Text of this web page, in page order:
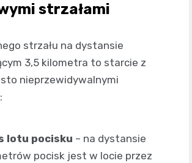
strzałami
strzału na dystansie
3,5 kilometra to starcie z
nieprzewidywalnymi
lotu pocisku – na dystansie
pocisk jest w locie przez